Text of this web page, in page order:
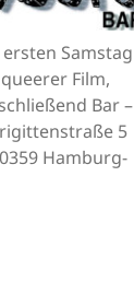
Samstag
Film,
Bar –
5
Hamburg-